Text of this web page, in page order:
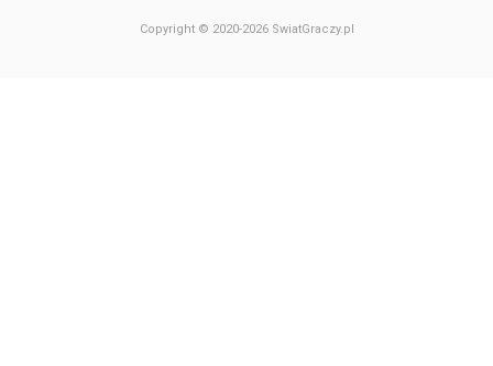
Copyright © 2020-2026 SwiatGraczy.pl